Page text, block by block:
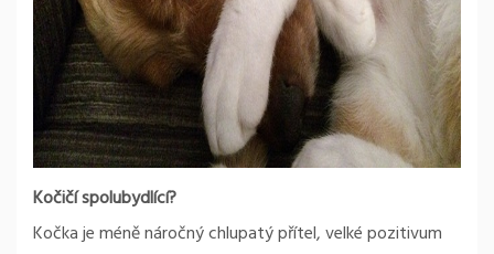
Kočičí spolubydlící?
Kočka je méně náročný chlupatý přítel, velké pozitivum